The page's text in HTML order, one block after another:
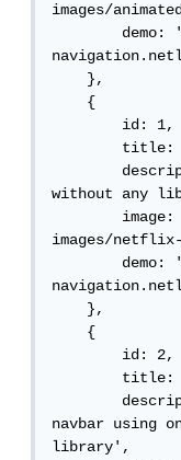
images/
        demo: 'https://react-animated-
    },
    {
        id: 1,
        title: "Netflix Navigation",
        description: 'animated navbar
without any
        image: '../../assets/project-
images/
        demo: 'https://react-netflix-
    },
    {
        id: 2,
        title: "Netflix Navigation",
        description: 'rotating animated
navbar using
library',